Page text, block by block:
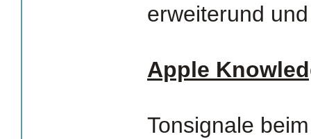
erweiterund
Apple
Tonsignale